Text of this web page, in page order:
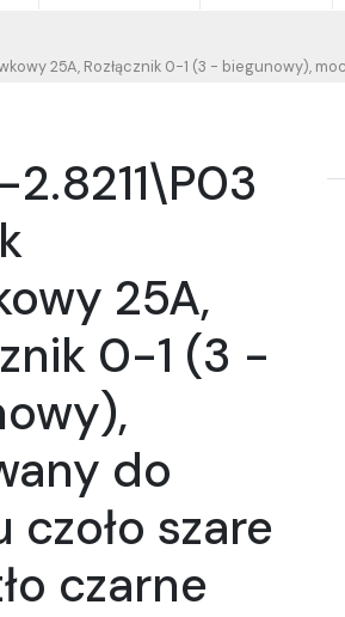
25A, Rozłącznik 0-1 (3 - biegunowy),
25A,
0-1 (3 -
do
szare
czarne